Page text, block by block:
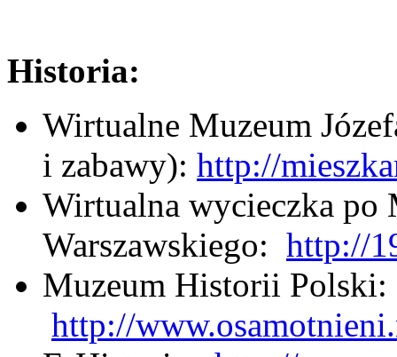
Historia:
Wirtualne Muzeum
i zabawy): http://
Wirtualna wycieczka po
Warszawskiego: http://
Muzeum Historii Polski:
http://